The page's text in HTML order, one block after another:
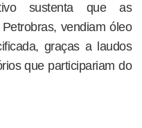
sustenta que as
vendiam óleo
graças a laudos
que participariam do